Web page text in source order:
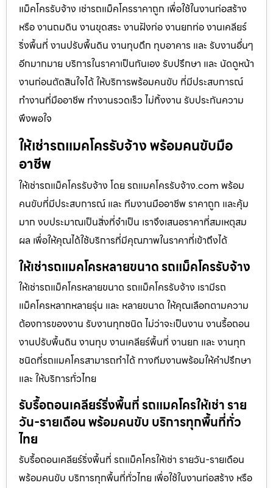
แม็คโครรับจ้าง เช่ารถแม็คโครราคาถูก เพื่อใช้ในงานก่อสร้าง
หรือ งานถมดิน งานขุดสระ งานฝังท่อ งานยกท่อ งานเคลียร์
ริ่งพื้นที่ งานปรับพื้นดิน งานทุบตึก ทุบอาคาร และ รับงานอื่นๆ
อีกมากมาย บริการในราคาเป็นกันเอง รับปรึกษา และ นัดดูหน้า
งานก่อนตัดสินใจได้ ให้บริการพร้อมคนขับ ที่มีประสบการณ์
ทำงานที่มืออาชีพ ทำงานรวดเร็ว ไม่ทิ้งงาน รับประกันความ
พึงพอใจ
ให้เช่ารถแมคโครรับจ้าง พร้อมคนขับมือ
อาชีพ
ให้เช่ารถแม็คโครรับจ้าง โดย รถแมคโครรับจ้าง.com พร้อม
คนขับที่มีประสบการณ์ และ ทีมงานมืออาชีพ ราคาถูก และคุ้ม
มาก งบประมาณเป็นสิ่งที่จำเป็น เราจึงเสนอราคาที่สมเหตุสม
ผล เพื่อให้คุณได้ใช้บริการที่มีคุณภาพในราคาที่เข้าถึงได้
ให้เช่ารถแมคโครหลายขนาด รถแม็คโครรับจ้าง
ให้เช่ารถแม็คโครหลายขนาด รถแม็คโครรับจ้าง เรามีรถ
แม็คโครหลากหลายรุ่น และ หลายขนาด ให้คุณเลือกตามความ
ต้องการของงาน รับงานทุกชนิด ไม่ว่าจะเป็นงาน งานรื้อถอน
งานปรับพื้นดิน งานทุบ งานเคลียร์พื้นที่ งานยก และ งานทุก
ชนิดที่รถแมคโครสามารถทำได้ ทางทีมงานพร้อมให้คำปรึกษา
และ ให้บริการทั่วไทย
รับรื้อถอนเคลียร์ริ่งพื้นที่ รถแมคโครให้เช่า ราย
วัน-รายเดือน พร้อมคนขับ บริการทุกพื้นที่ทั่ว
ไทย
รับรื้อถอนเคลียร์ริ่งพื้นที่ รถแม็คโครให้เช่า รายวัน-รายเดือน
พร้อมคนขับ บริการทุกพื้นที่ทั่วไทย เพื่อใช้ในงานก่อสร้าง หรือ